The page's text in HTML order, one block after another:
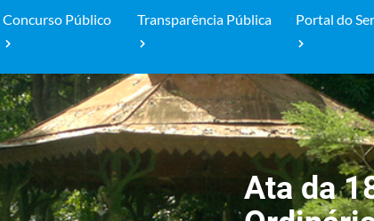
Concurso Público Transparência Pública Portal do
Ata da